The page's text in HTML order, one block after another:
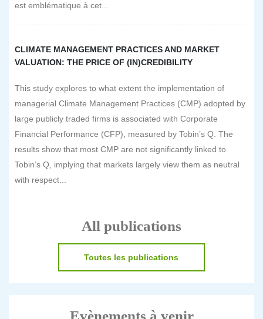
est emblématique à cet...
CLIMATE MANAGEMENT PRACTICES AND MARKET
VALUATION: THE PRICE OF (IN)CREDIBILITY
This study explores to what extent the implementation of
managerial Climate Management Practices (CMP) adopted by
large publicly traded firms is associated with Corporate
Financial Performance (CFP), measured by Tobin’s Q. The
results show that most CMP are not significantly linked to
Tobin’s Q, implying that markets largely view them as neutral
with respect...
All publications
Toutes les publications